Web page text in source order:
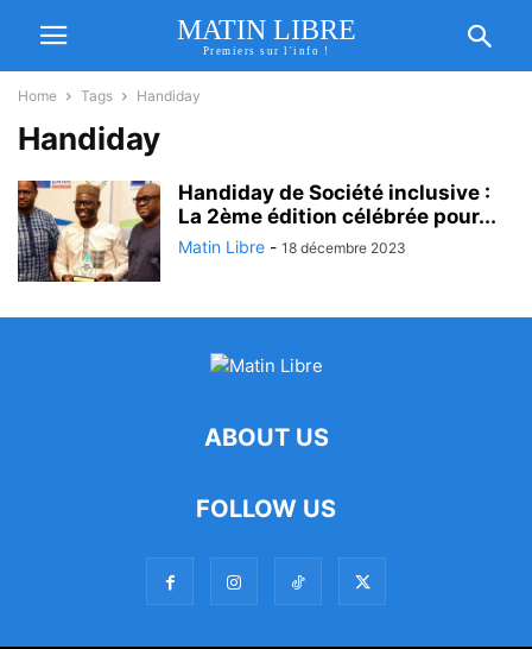
MATIN LIBRE
Premiers sur l'info !
Home Tags Handiday
Handiday
Handiday de Société inclusive :
La 2ème édition célébrée pour...
Matin Libre - 18 décembre 2023
ABOUT US
FOLLOW US